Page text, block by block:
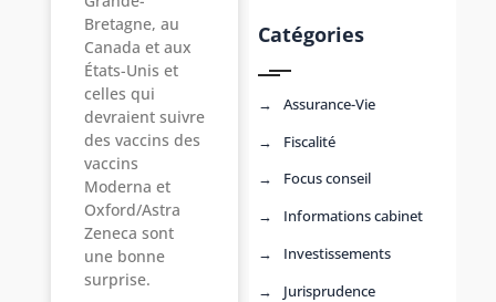
Bretagne, au
Canada et aux
États-Unis et
celles qui
devraient suivre
des vaccins des
vaccins
Moderna et
Oxford/Astra
Zeneca sont
une bonne
surprise.
Catégories
Assurance-Vie
Fiscalité
Focus conseil
Informations cabinet
Investissements
Jurisprudence